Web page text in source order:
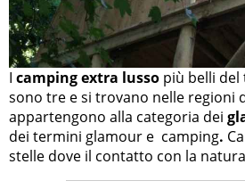
I camping extra lusso più belli
sono tre e si trovano nelle regioni
appartengono alla categoria dei
dei termini glamour e camping.
stelle dove il contatto con la